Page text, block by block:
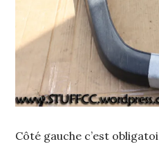
Côté gauche c’est